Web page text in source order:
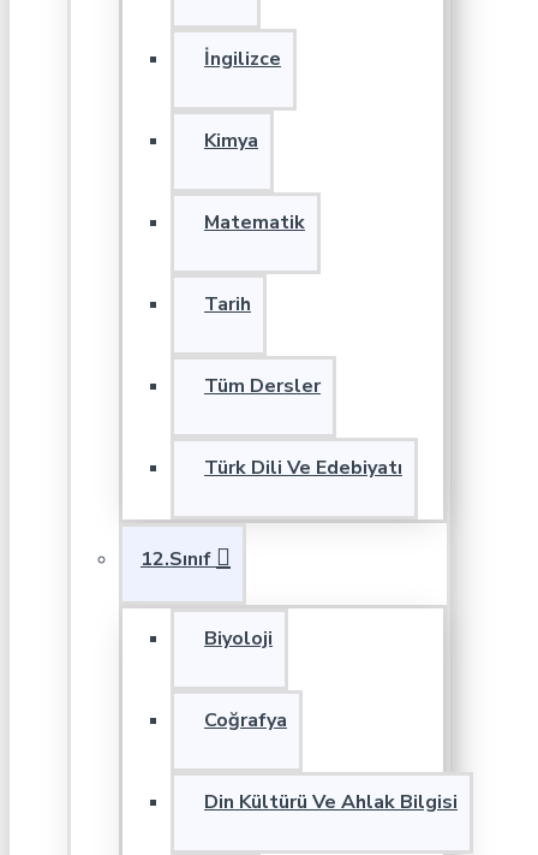
İngilizce
Kimya
Matematik
Tarih
Tüm Dersler
Türk Dili Ve Edebiyatı
12.Sınıf
Biyoloji
Coğrafya
Din Kültürü Ve Ahlak Bilgisi